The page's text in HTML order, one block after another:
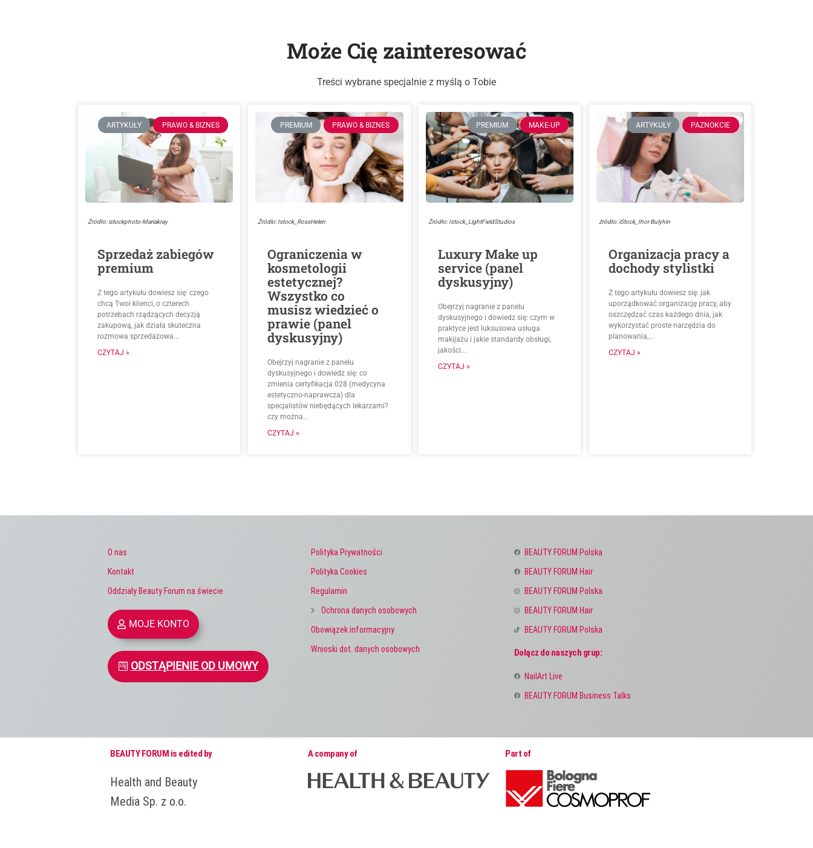
Może Cię zainteresować
Treści wybrane specjalnie z myślą o Tobie
ARTYKUŁY PRAWO & BIZNES
Źródło: istockphoto-Mariakray
Sprzedaż zabiegów
premium
Z tego artykułu dowiesz się: czego
chcą Twoi klienci, o czterech
potrzebach rządzących decyzją
zakupową, jak działa skuteczna
rozmowa sprzedażowa...
CZYTAJ »
PREMIUM PRAWO & BIZNES
Źródlo: Istock_RossHelen
Ograniczenia w
kosmetologii
estetycznej?
Wszystko co
musisz wiedzieć o
prawie (panel
dyskusyjny)
Obejrzyj nagranie z panelu
dyskusyjnego i dowiedz się: co
zmienia certyfikacja 028 (medycyna
estetyczno-naprawcza) dla
specjalistów niebędących lekarzami?
czy można...
CZYTAJ »
PREMIUM MAKE-UP
Źródło: Istock_LightFieldStudios
Luxury Make up
service (panel
dyskusyjny)
Obejrzyj nagranie z panelu
dyskusyjnego i dowiedz się: czym w
praktyce jest luksusowa usługa
makijażu i jakie standardy obsługi,
jakości...
CZYTAJ »
ARTYKUŁY PAZNOKCIE
źródło: iStock_Ihor Bulyhin
Organizacja pracy a
dochody stylistki
Z tego artykułu dowiesz się: jak
uporządkować organizację pracy, aby
oszczędzać czas każdego dnia, jak
wykorzystać proste narzędzia do
planowania,...
CZYTAJ »
O nas
Kontakt
Oddziały Beauty Forum na świecie
MOJE KONTO
ODSTĄPIENIE OD UMOWY
Polityka Prywatności
Polityka Cookies
Regulamin
Ochrona danych osobowych
Obowiązek informacyjny
Wnioski dot. danych osobowych
BEAUTY FORUM Polska
BEAUTY FORUM Hair
BEAUTY FORUM Polska
BEAUTY FORUM Hair
BEAUTY FORUM Polska
Dołącz do naszych grup:
NailArt Live
BEAUTY FORUM Business Talks
BEAUTY FORUM is edited by A company of Part of
Health and Beauty
Media Sp. z o.o.